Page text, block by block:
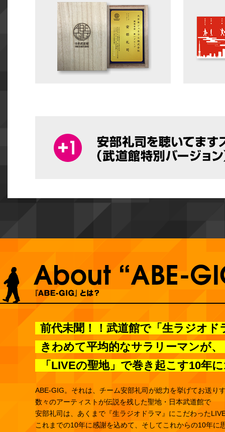
前代未聞！！武道館で「生ラジオド
きわめて平均的なサラリーマンが、
「LIVEの聖地」で巻き起こす10年
ABE-GIG。それは、チーム安部礼司が総力を挙げてお送り
数々のアーティストが伝説を残した聖地・日本武道館で
安部礼司は、あくまで『生ラジオドラマ』にこだわった
これまでの10年に感謝を込めて、そしてこれからの10年に